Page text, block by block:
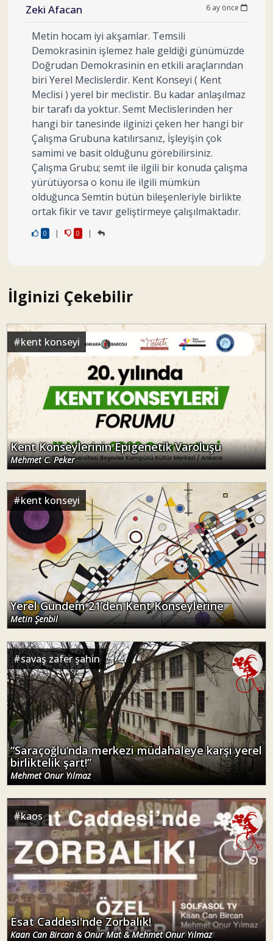
Zeki Afacan 6 ay önce
Metin hocam iyi akşamlar. Temsili
Demokrasinin işlemez hale geldiği günümüzde
Doğrudan Demokrasinin en etkili araçlarından
biri Yerel Meclislerdir. Kent Konseyi ( Kent
Meclisi ) yerel bir meclistir. Bu kadar anlaşılmaz
bir tarafı da yoktur. Semt Meclislerinden her
hangi bir tanesinde ilginizi çeken her hangi bir
Çalışma Grubuna katılırsanız, İşleyişin çok
samimi ve basit olduğunu görebilirsiniz.
Çalışma Grubu; semt ile ilgili bir konuda çalışma
yürütüyorsa o konu ile ilgili mümkün
olduğunca Semtin bütün bileşenleriyle birlikte
ortak fikir ve tavır geliştirmeye çalışılmaktadır.
0 | 0 |
İlginizi Çekebilir
#kent konseyi
Kent Konseylerinin Epigenetik Varoluşu
Mehmet C. Peker
#kent konseyi
Yerel Gündem 21’den Kent Konseylerine
Metin Şenbil
#savaş zafer şahin
“Saraçoğlu’nda merkezi müdahaleye karşı yerel
birliktelik şart!”
Mehmet Onur Yılmaz
#kaos
Esat Caddesi'nde Zorbalık!
Kaan Can Bircan & Onur Mat & Mehmet Onur Yılmaz